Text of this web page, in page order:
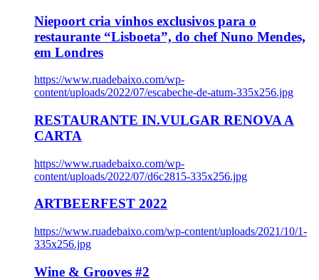
Niepoort cria vinhos exclusivos para o
restaurante “Lisboeta”, do chef Nuno Mendes,
em Londres
https://www.ruadebaixo.com/wp-
content/uploads/2022/07/escabeche-de-atum-335x256.jpg
RESTAURANTE IN.VULGAR RENOVA A
CARTA
https://www.ruadebaixo.com/wp-
content/uploads/2022/07/d6c2815-335x256.jpg
ARTBEERFEST 2022
https://www.ruadebaixo.com/wp-content/uploads/2021/10/1-
335x256.jpg
Wine & Grooves #2